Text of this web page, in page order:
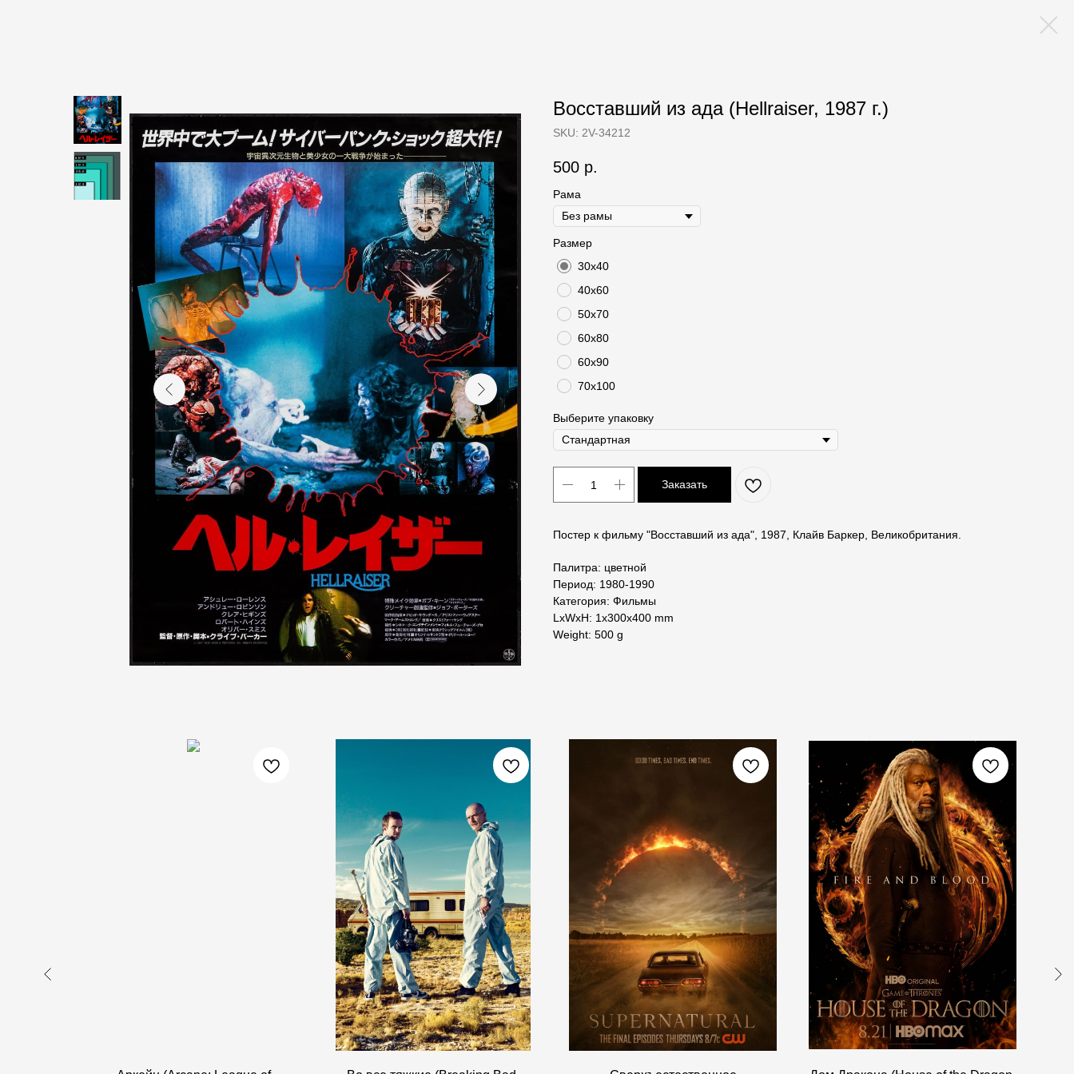
Восставший из ада (Hellraiser, 1987 г.)
SKU: 2V-34212
500 р.
Рама
Размер
30х40
40х60
50х70
60х80
60х90
70х100
Выберите упаковку
Заказать
Постер к фильму "Восставший из ада", 1987, Клайв Баркер, Великобритания.
Палитра: цветной
Период: 1980-1990
Категория: Фильмы
LxWxH: 1x300x400 mm
Weight: 500 g